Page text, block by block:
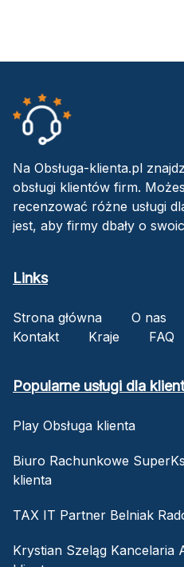
Na Obsługa-klienta.pl
obsługi klientów firm.
recenzować różne usługi
jest, aby firmy dbały o
Links
Strona główna O nas
Kontakt
Kraje FAQ
Popularne usługi dla
Play Obsługa klienta
Biuro Rachunkowe
klienta
TAX IT Partner Belniak
Krystian Szeląg Kancelaria